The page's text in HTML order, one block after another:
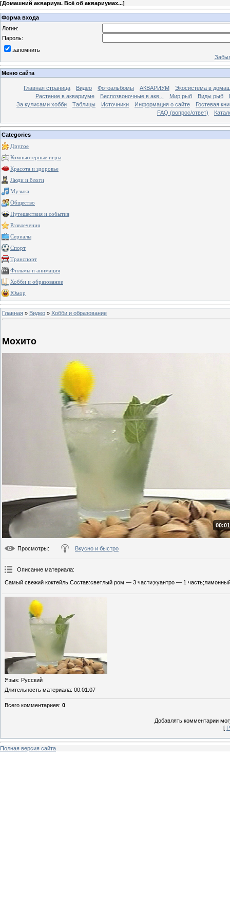
[Домашний аквариум. Всё об аквариумах...]
Форма входа
Логин:
Пароль:
запомнить
Меню сайта
Главная страница Видео Фотоальбомы АКВАРИУМ
Экосистема в
Растение в аквариуме
Беспозвоночные в акв... Мир рыб Виды рыб
За кулисами хобби
Таблицы Источники Информация о сайте
Гостевая
FAQ (вопрос/ответ)
Categories
Другое
Компьютерные игры
Красота и здоровье
Люди и блоги
Музыка
Общество
Путешествия и события
Развлечения
Сериалы
Спорт
Транспорт
Фильмы и анимация
Хобби и образование
Юмор
Главная » Видео » Хобби и образование
Мохито
Просмотры: Вкусно и быстро
Описание материала:
Самый свежий коктейль.Состав:светлый ром — 3 части;куантро — 1
Язык: Русский
Длительность материала: 00:01:07
Всего комментариев: 0
Добавлять комментарии
[
Полная версия сайта